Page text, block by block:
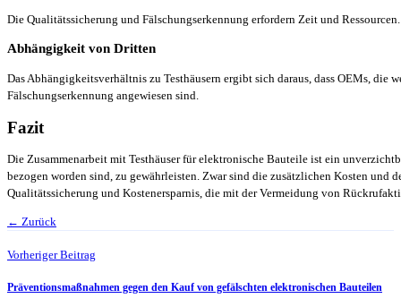
Die Qualitätssicherung und Fälschungserkennung erfordern Zeit und
Abhängigkeit von Dritten
Das Abhängigkeitsverhältnis zu Testhäusern ergibt sich daraus, dass OEMs,
Fälschungserkennung angewiesen sind.
Fazit
Die Zusammenarbeit mit Testhäuser für elektronische Bauteile ist ein
bezogen worden sind, zu gewährleisten. Zwar sind die zusätzlichen Kosten
Qualitätssicherung und Kostenersparnis, die mit der Vermeidung von
← Zurück
Vorheriger Beitrag
Präventionsmaßnahmen gegen den Kauf von gefälschten elektronischen Bauteilen